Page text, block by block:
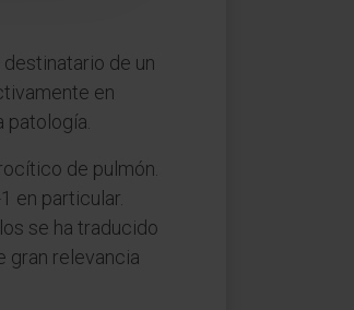
de un
en
patología.
de pulmón.
en particular.
se ha traducido
gran relevancia